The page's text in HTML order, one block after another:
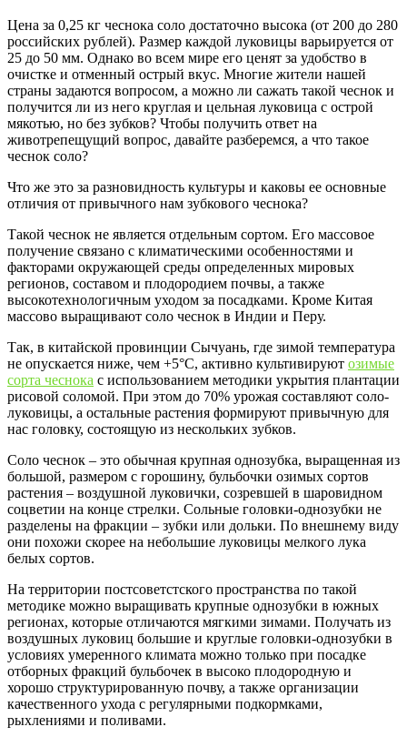
Цена за 0,25 кг чеснока соло достаточно высока (от 200 до 280
российских рублей). Размер каждой луковицы варьируется от
25 до 50 мм. Однако во всем мире его ценят за удобство в
очистке и отменный острый вкус. Многие жители нашей
страны задаются вопросом, а можно ли сажать такой чеснок и
получится ли из него круглая и цельная луковица с острой
мякотью, но без зубков? Чтобы получить ответ на
животрепещущий вопрос, давайте разберемся, а что такое
чеснок соло?
Что же это за разновидность культуры и каковы ее основные
отличия от привычного нам зубкового чеснока?
Такой чеснок не является отдельным сортом. Его массовое
получение связано с климатическими особенностями и
факторами окружающей среды определенных мировых
регионов, составом и плодородием почвы, а также
высокотехнологичным уходом за посадками. Кроме Китая
массово выращивают соло чеснок в Индии и Перу.
Так, в китайской провинции Сычуань, где зимой температура
не опускается ниже, чем +5°C, активно культивируют озимые
сорта чеснока с использованием методики укрытия плантации
рисовой соломой. При этом до 70% урожая составляют соло-
луковицы, а остальные растения формируют привычную для
нас головку, состоящую из нескольких зубков.
Соло чеснок – это обычная крупная однозубка, выращенная из
большой, размером с горошину, бульбочки озимых сортов
растения – воздушной луковички, созревшей в шаровидном
соцветии на конце стрелки. Сольные головки-однозубки не
разделены на фракции – зубки или дольки. По внешнему виду
они похожи скорее на небольшие луковицы мелкого лука
белых сортов.
На территории постсоветстского пространства по такой
методике можно выращивать крупные однозубки в южных
регионах, которые отличаются мягкими зимами. Получать из
воздушных луковиц большие и круглые головки-однозубки в
условиях умеренного климата можно только при посадке
отборных фракций бульбочек в высоко плодородную и
хорошо структурированную почву, а также организации
качественного ухода с регулярными подкормками,
рыхлениями и поливами.